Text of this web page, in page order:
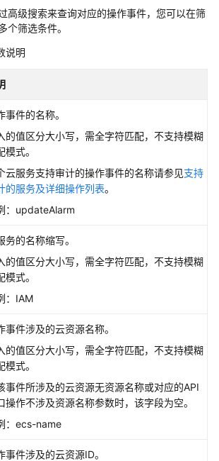
高级搜索来查询对应的操作事件，您可以在筛
个筛选条件。
说明
事件的名称。
的值区分大小写，需全字符匹配，不支持模糊
模式。
云服务支持审计的操作事件的名称请参见支持
的服务及详细操作列表。
：updateAlarm
务的名称缩写。
的值区分大小写，需全字符匹配，不支持模糊
模式。
：IAM
事件涉及的云资源名称。
的值区分大小写，需全字符匹配，不支持模糊
模式。
事件所涉及的云资源无资源名称或对应的API
操作不涉及资源名称参数时，该字段为空。
：ecs-name
事件涉及的云资源ID。